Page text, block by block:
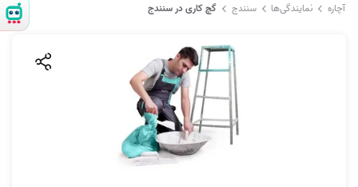
آچاره نمایندگی‌ها سنندج گچ کاری در سنندج